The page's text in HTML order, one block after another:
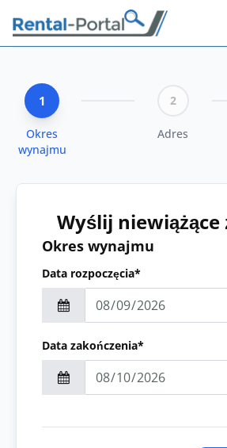
1
Okres
wynajmu
2
Adres
Wyślij niewiążące
Okres wynajmu
Data rozpoczęcia*
Data zakończenia*